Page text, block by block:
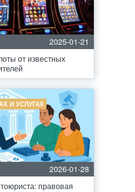
2025-01-21
от известных
И УСЛУГАХ
2026-01-28
правовая